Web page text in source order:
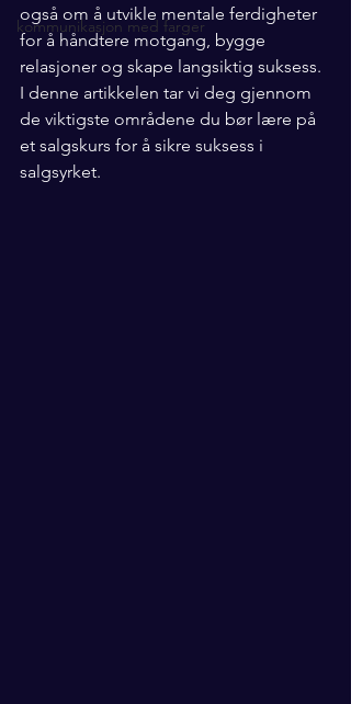
kommunikasjon med farger
også om å utvikle mentale ferdigheter
for å håndtere motgang, bygge
relasjoner og skape langsiktig suksess.
I denne artikkelen tar vi deg gjennom
de viktigste områdene du bør lære på
et salgskurs for å sikre suksess i
salgsyrket.